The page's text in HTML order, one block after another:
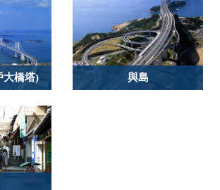
大橋塔) 與島